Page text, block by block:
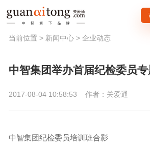
当前位置 > 新闻中心 > 企业动态
中智集团举办首届纪检委员
2017-08-04 10:58:53 作者：关爱通
中智集团纪检委员培训班合影